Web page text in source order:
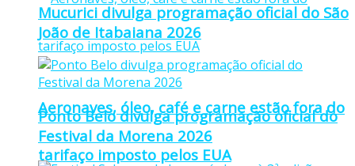
Aeronaves, óleo, café e carne estão fora do
tarifaço imposto pelos EUA
Mucurici divulga programação oficial do São
João de Itabaiana 2026
Ponto Belo divulga programação oficial do
Festival da Morena 2026